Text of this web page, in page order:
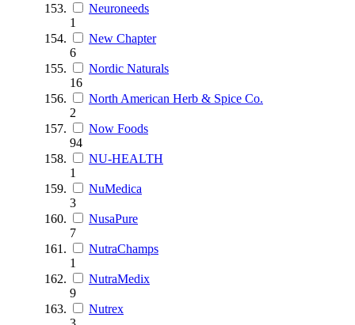
Neuroneeds
1
New Chapter
6
Nordic Naturals
16
North American Herb & Spice Co.
2
Now Foods
94
NU-HEALTH
1
NuMedica
3
NusaPure
7
NutraChamps
1
NutraMedix
9
Nutrex